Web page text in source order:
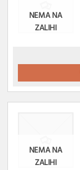
NEMA NA
ZALIHI
NEMA NA
ZALIHI